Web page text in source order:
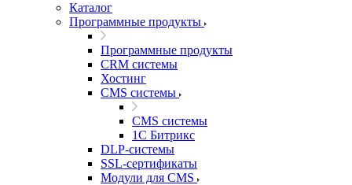
Каталог
Программные продукты
Программные продукты
CRM системы
Хостинг
CMS системы
CMS системы
1С Битрикс
DLP‑системы
SSL-сертификаты
Модули для CMS